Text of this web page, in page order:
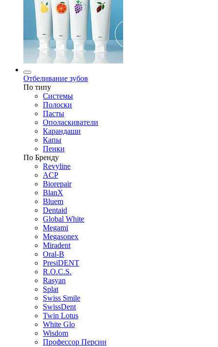
Отбеливание зубов
По типу
Системы
Полоски
Пасты
Ополаскиватели
Карандаши
Капы
Пенки
По Бренду
Revyline
ACP
Biorepair
BlanX
Bluem
Dentaid
Global White
Megami
Megasonex
Miradent
Oral-B
PresiDENT
R.O.C.S.
Rasyan
Splat
Swiss Smile
SwissDent
Twin Lotus
White Glo
Wisdom
Профессор Персин